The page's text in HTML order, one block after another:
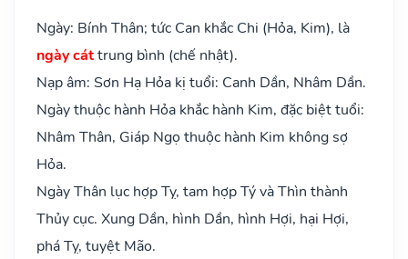
Ngày: Bính Thân; tức Can khắc Chi (Hỏa, Kim), là
ngày cáttrung bình (chế nhật).
Nạp âm: Sơn Hạ Hỏa kị tuổi: Canh Dần, Nhâm Dần.
Ngày thuộc hành Hỏa khắc hành Kim, đặc biệt tuổi:
Nhâm Thân, Giáp Ngọ thuộc hành Kim không sợ
Hỏa.
Ngày Thân lục hợp Tỵ, tam hợp Tý và Thìn thành
Thủy cục. Xung Dần, hình Dần, hình Hợi, hại Hợi,
phá Tỵ, tuyệt Mão.